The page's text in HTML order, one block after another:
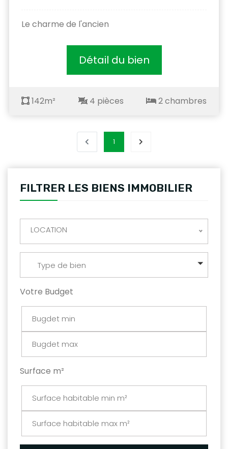
Le charme de l'ancien
Détail du bien
142m² 4 pièces 2 chambres
1
FILTRER LES BIENS IMMOBILIER
LOCATION
Type de bien
Votre Budget
Surface m²